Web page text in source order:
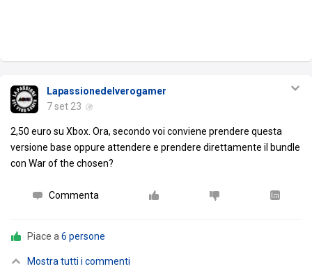
Lapassionedelverogamer
7 set 23
2,50 euro su Xbox. Ora, secondo voi conviene prendere questa
versione base oppure attendere e prendere direttamente il bundle
con War of the chosen?
Commenta
Piace a 6 persone
Mostra tutti i commenti